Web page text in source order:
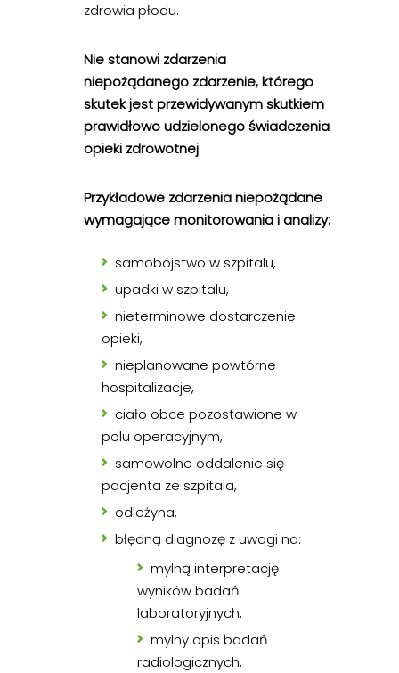
zdrowia płodu.
Nie stanowi zdarzenia
niepożądanego zdarzenie, którego
skutek jest przewidywanym skutkiem
prawidłowo udzielonego świadczenia
opieki zdrowotnej
Przykładowe zdarzenia niepożądane
wymagające monitorowania i analizy:
samobójstwo w szpitalu,
upadki w szpitalu,
nieterminowe dostarczenie
opieki,
nieplanowane powtórne
hospitalizacje,
ciało obce pozostawione w
polu operacyjnym,
samowolne oddalenie się
pacjenta ze szpitala,
odleżyna,
błędną diagnozę z uwagi na:
mylną interpretację
wyników badań
laboratoryjnych,
mylny opis badań
radiologicznych,